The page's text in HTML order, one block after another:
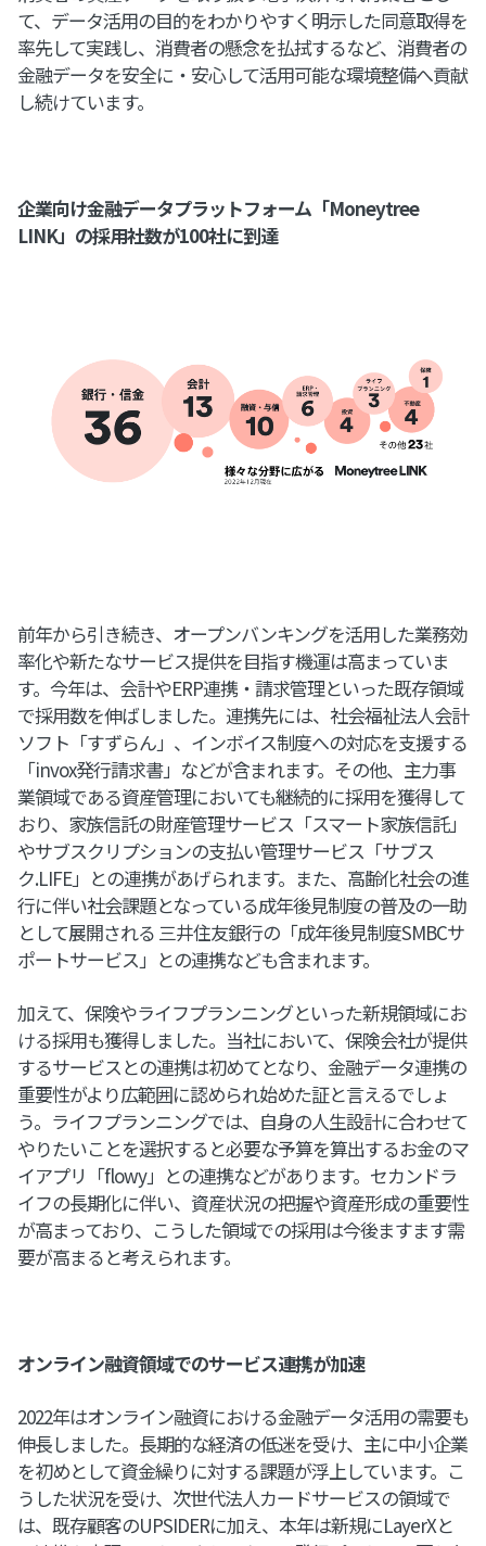
て、データ活用の目的をわかりやすく明示した同意取得を
率先して実践し、消費者の懸念を払拭するなど、消費者の
金融データを安全に・安心して活用可能な環境整備へ貢献
し続けています。
企業向け金融データプラットフォーム「Moneytree
LINK」の採用社数が100社に到達
前年から引き続き、オープンバンキングを活用した業務効
率化や新たなサービス提供を目指す機運は高まっていま
す。今年は、会計やERP連携・請求管理といった既存領域
で採用数を伸ばしました。連携先には、社会福祉法人会計
ソフト「すずらん」、インボイス制度への対応を支援する
「invox発行請求書」などが含まれます。その他、主力事
業領域である資産管理においても継続的に採用を獲得して
おり、家族信託の財産管理サービス「スマート家族信託」
やサブスクリプションの支払い管理サービス「サブス
ク.LIFE」との連携があげられます。また、高齢化社会の進
行に伴い社会課題となっている成年後見制度の普及の一助
として展開される 三井住友銀行の「成年後見制度SMBCサ
ポートサービス」との連携なども含まれます。
加えて、保険やライフプランニングといった新規領域にお
ける採用も獲得しました。当社において、保険会社が提供
するサービスとの連携は初めてとなり、金融データ連携の
重要性がより広範囲に認められ始めた証と言えるでしょ
う。ライフプランニングでは、自身の人生設計に合わせて
やりたいことを選択すると必要な予算を算出するお金のマ
イアプリ「flowy」との連携などがあります。セカンドラ
イフの長期化に伴い、資産状況の把握や資産形成の重要性
が高まっており、こうした領域での採用は今後ますます需
要が高まると考えられます。
オンライン融資領域でのサービス連携が加速
2022年はオンライン融資における金融データ活用の需要も
伸長しました。長期的な経済の低迷を受け、主に中小企業
を初めとして資金繰りに対する課題が浮上しています。こ
うした状況を受け、次世代法人カードサービスの領域で
は、既存顧客のUPSIDERに加え、本年は新規にLayerXと